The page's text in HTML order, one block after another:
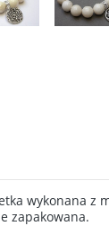
wykonana z
zapakowana.